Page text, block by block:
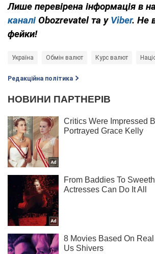
Лише перевірена інформація в
каналі Obozrevatel та у Viber. Не
фейки!
Україна Обмін валют Курс валют
Редакційна політика